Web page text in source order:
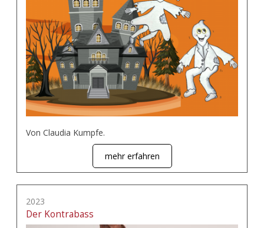
Von Claudia Kumpfe.
mehr erfahren
2023
Der Kontrabass